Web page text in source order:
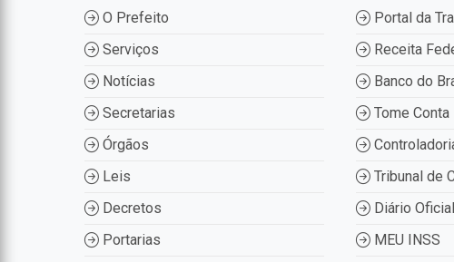
O Prefeito
Serviços
Notícias
Secretarias
Órgãos
Leis
Decretos
Portarias
Portal da
Receita
Banco do
Tome Conta
Tribunal de
Diário Oficial
MEU INSS